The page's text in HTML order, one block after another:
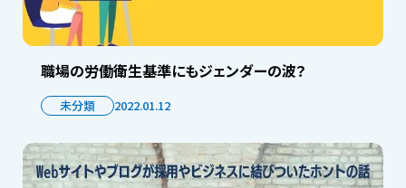
職場の労働衛生基準にもジェンダーの波？
未分類 2022.01.12